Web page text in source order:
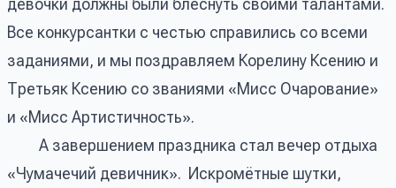
девочки должны были блеснуть своими талантами.
Все конкурсантки с честью справились со всеми
заданиями, и мы поздравляем Корелину Ксению и
Третьяк Ксению со званиями «Мисс Очарование»
и «Мисс Артистичность».
А завершением праздника стал вечер отдыха
«Чумачечий девичник». Искромётные шутки,